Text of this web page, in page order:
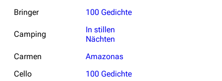
Bringer
100 Gedichte
Camping
In stillen
Nächten
Carmen
Amazonas
Cello
100 Gedichte